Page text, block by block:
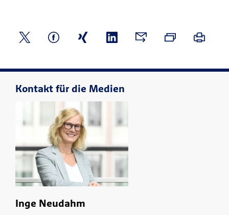
Kontakt für die Medien
Inge Neudahm